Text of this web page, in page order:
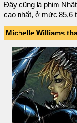
Đây cũng là phim
cao nhất, ở mức 85,6
Michelle Williams